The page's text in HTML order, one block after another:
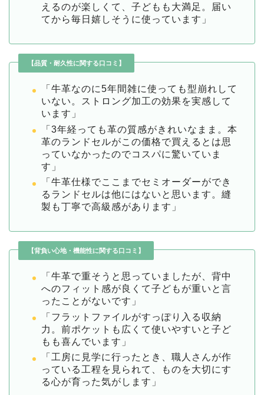
えるのが楽しくて、子どもも大満足。届い
てから毎日嬉しそうに使っています」
【品質・耐久性に関する口コミ】
「牛革なのに5年間雑に使っても型崩れして
いない。ストロング加工の効果を実感して
います」
「3年経っても革の質感がきれいなまま。本
革のランドセルがこの価格で買えるとは思
っていなかったのでコスパに驚いていま
す」
「牛革仕様でここまでセミオーダーができ
るランドセルは他にはないと思います。縫
製も丁寧で高級感があります」
【背負い心地・機能性に関する口コミ】
「牛革で重そうと思っていましたが、背中
へのフィット感が良くて子どもが重いと言
ったことがないです」
「フラットファイルがすっぽり入る収納
力。前ポケットも広くて使いやすいと子ど
もも喜んでいます」
「工房に見学に行ったとき、職人さんが作
っている工程を見られて、ものを大切にす
る心が育った気がします」